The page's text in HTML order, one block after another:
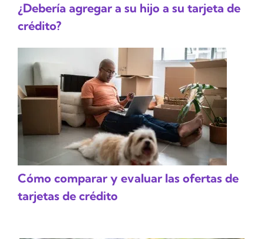
¿Debería agregar a su hijo a su tarjeta de
crédito?
Cómo comparar y evaluar las ofertas de
tarjetas de crédito